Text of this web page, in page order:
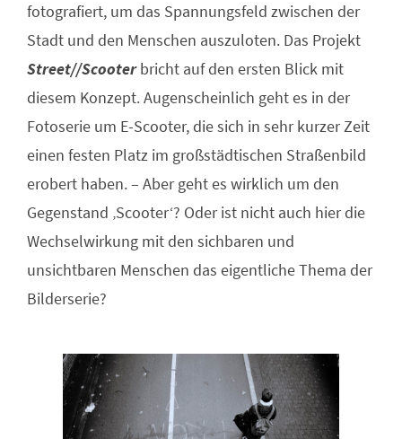
fotografiert, um das Spannungsfeld zwischen der
Stadt und den Menschen auszuloten. Das Projekt
Street//Scooterbricht auf den ersten Blick mit
diesem Konzept. Augenscheinlich geht es in der
Fotoserie um E-Scooter, die sich in sehr kurzer Zeit
einen festen Platz im großstädtischen Straßenbild
erobert haben. – Aber geht es wirklich um den
Gegenstand ‚Scooter‘? Oder ist nicht auch hier die
Wechselwirkung mit den sichbaren und
unsichtbaren Menschen das eigentliche Thema der
Bilderserie?